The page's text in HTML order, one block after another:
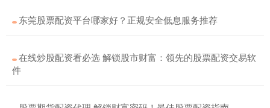
东莞股票配资平台哪家好？正规安全低息服务推荐
在线炒股配资看必选 解锁股市财富：领先的股票配资交易软
件